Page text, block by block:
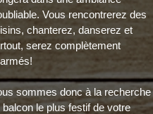
Vous rencontrerez des
chanterez, danserez et
serez complètement
sommes donc à la recherche
balcon le plus festif de votre